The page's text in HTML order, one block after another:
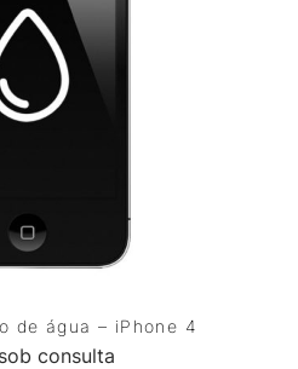
de água – iPhone 4
consulta